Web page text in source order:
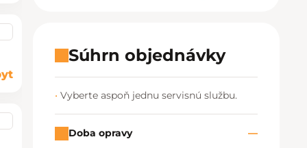
Trnava - City Arena 02/20 60 00 69
Žilina - Aupark 02/20 60 00 74
Súhrn objednávky
Vyberte aspoň jednu servisnú službu.
Doba opravy
—